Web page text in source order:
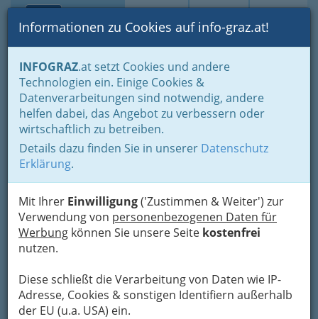
Suche Login Toggle
Informationen zu Cookies auf info-graz.at!
INFOGRAZ.at setzt Cookies und andere
Technologien ein. Einige Cookies &
Datenverarbeitungen sind notwendig, andere
helfen dabei, das Angebot zu verbessern oder
wirtschaftlich zu betreiben.
Details dazu finden Sie in unserer Datenschutz
Erklärung.
Mit Ihrer Einwilligung('Zustimmen & Weiter') zur
Verwendung von personenbezogenen Daten für
Werbung können Sie unsere Seite kostenfrei
nutzen.
Diese schließt die Verarbeitung von Daten wie IP-
Adresse, Cookies & sonstigen Identifiern außerhalb
der EU (u.a. USA) ein.
Home Lifestyle
Hoamat - Steiermark - unsere Heimat
Freizeit in der Steiermark
Tourismusbüros in der Steiermark
Tourismus
Informationsbüro Tauplitz
Tauplitz 70, 8982 Tauplitz
+43 3688 2446
Karte
Adresse mit Google Maps anschauen